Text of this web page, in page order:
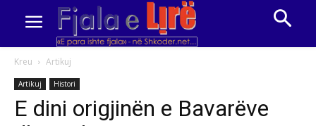
Kreu Artikuj
Artikuj Histori
E dini origjinën e Bavarëve